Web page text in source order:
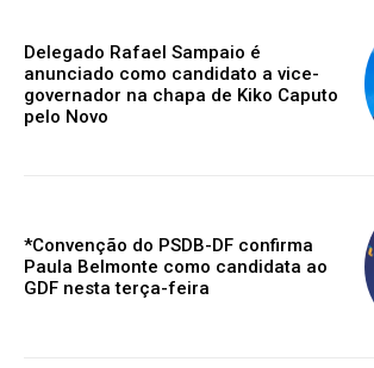
Delegado Rafael Sampaio é
anunciado como candidato a vice-
governador na chapa de Kiko Caputo
pelo Novo
*Convenção do PSDB-DF confirma
Paula Belmonte como candidata ao
GDF nesta terça-feira